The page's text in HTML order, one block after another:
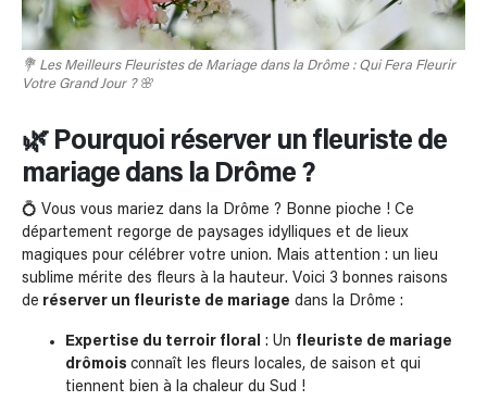
💐 Les Meilleurs Fleuristes de Mariage dans la Drôme : Qui Fera Fleurir
Votre Grand Jour ? 🌸
🌿 Pourquoi réserver un fleuriste de
mariage dans la Drôme ?
💍 Vous vous mariez dans la Drôme ? Bonne pioche ! Ce
département regorge de paysages idylliques et de lieux
magiques pour célébrer votre union. Mais attention : un lieu
sublime mérite des fleurs à la hauteur. Voici 3 bonnes raisons
de réserver un fleuriste de mariage dans la Drôme :
Expertise du terroir floral : Un fleuriste de mariage
drômois connaît les fleurs locales, de saison et qui
tiennent bien à la chaleur du Sud !